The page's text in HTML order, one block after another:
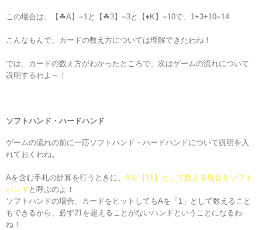
この場合は、【☘A】=1と【☘3】=3と【♦K】=10で、1+3+10=14
こんなもんで、カードの数え方については理解できたわね！
では、カードの数え方がわかったところで、次はゲームの流れについて
説明するわよ～！
ソフトハンド・ハードハンド
ゲームの流れの前に一応ソフトハンド・ハードハンドについて説明を入
れておくわね。
Aを含む手札の計算を行うときに、 Aを【11】として数える場合をソフト
ハンド と呼ぶのよ！
ソフトハンドの場合、カードをヒットしてもAを「1」として数えること
もできるから、必ず21を超えることがないハンドということになるわ
ね！